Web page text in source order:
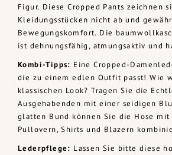
Figur. Diese Cropped Pants zeichnen
Kleidungsstücken nicht ab und
Bewegungskomfort. Die
ist dehnungsfähig, atmungsaktiv und
Kombi-Tipps: Eine Cropped-
die zu einem edlen Outfit passt! Wie
klassischen Look? Tragen Sie die
Ausgehabenden mit einer seidigen
glatten Bund können Sie die Hose
Pullovern, Shirts und Blazern
Lederpflege: Lassen Sie bitte diese